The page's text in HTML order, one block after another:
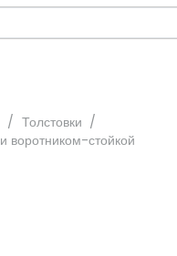
/ Толстовки /
воротником-стойкой